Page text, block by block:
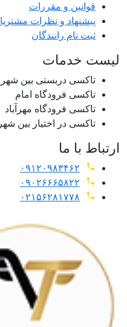
قوانین و مقررات
پیشنهاد و نظرات مشتریان
ثبت نام رانندگان
لیست خدمات
تاکسی دربستی بین شهری
تاکسی فرودگاه امام
تاکسی فرودگاه مهرآباد
تاکسی در اختیار بین شهری
ارتباط با ما
۰۹۱۲۰۹۸۳۴۶۲
۰۹۰۲۶۶۶۵۸۲۲
۰۲۱۵۶۲۸۱۷۷۸